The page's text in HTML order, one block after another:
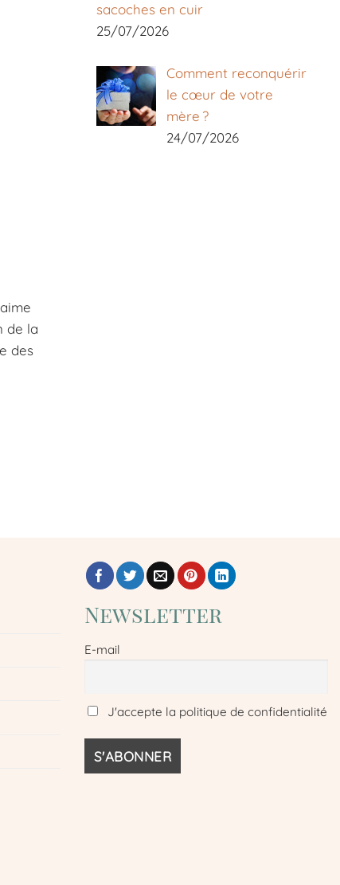
de la
des
sacoches en cuir
25/07/2026
Comment reconquérir
le cœur de votre
mère ?
24/07/2026
Newsletter
E-mail
J'accepte la politique de confidentialité